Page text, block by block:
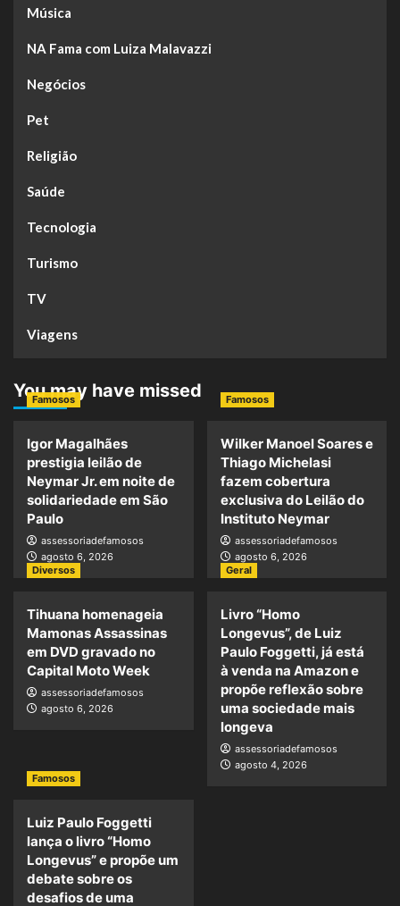
Música
NA Fama com Luiza Malavazzi
Negócios
Pet
Religião
Saúde
Tecnologia
Turismo
TV
Viagens
You may have missed
Famosos
Igor Magalhães
prestigia leilão de
Neymar Jr. em noite de
solidariedade em São
Paulo
assessoriadefamosos
agosto 6, 2026
Famosos
Wilker Manoel Soares e
Thiago Michelasi
fazem cobertura
exclusiva do Leilão do
Instituto Neymar
assessoriadefamosos
agosto 6, 2026
Diversos
Tihuana homenageia
Mamonas Assassinas
em DVD gravado no
Capital Moto Week
assessoriadefamosos
agosto 6, 2026
Geral
Livro “Homo
Longevus”, de Luiz
Paulo Foggetti, já está
à venda na Amazon e
propõe reflexão sobre
uma sociedade mais
longeva
assessoriadefamosos
agosto 4, 2026
Famosos
Luiz Paulo Foggetti
lança o livro “Homo
Longevus” e propõe um
debate sobre os
desafios de uma